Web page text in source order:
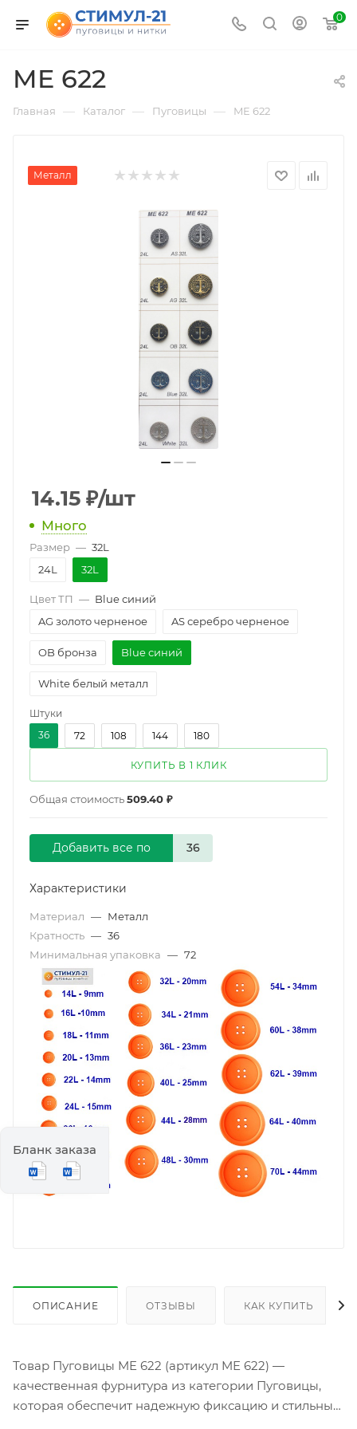
0
ME 622
Главная — Каталог — Пуговицы — ME 622
Металл
14.15 ₽/шт
Много
Размер — 32L
24L
32L
Цвет ТП — Blue синий
AG золото черненое
AS серебро черненое
OB бронза Blue синий
White белый металл
Штуки
36
72 108 144 180
КУПИТЬ В 1 КЛИК
Общая стоимость509.40 ₽
Добавить все по
Характеристики
Материал — Металл
Кратность — 36
Минимальная упаковка — 72
ОПИСАНИЕ ОТЗЫВЫ КАК КУПИТЬ
Товар Пуговицы ME 622 (артикул ME 622) —
качественная фурнитура из категории Пуговицы,
которая обеспечит надежную фиксацию и стильный
Бланк заказа